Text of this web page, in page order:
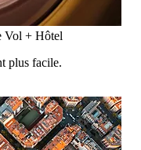
Vol + Hôtel
plus facile.